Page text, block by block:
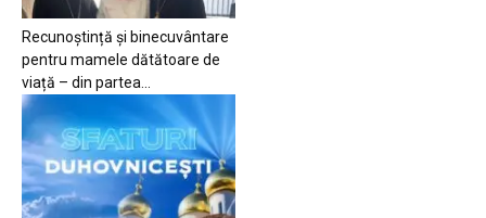
Recunoștință și binecuvântare
pentru mamele dătătoare de
viață – din partea...